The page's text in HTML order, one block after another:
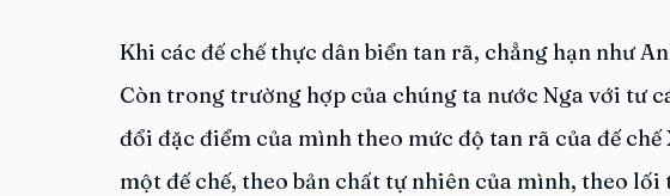
Khi các đế chế thực dân biển tan rã, chẳng hạn như
Còn trong trường hợp của chúng ta nước Nga với tư
đổi đặc điểm của mình theo mức độ tan rã của đế
một đế chế, theo bản chất tự nhiên của mình, theo